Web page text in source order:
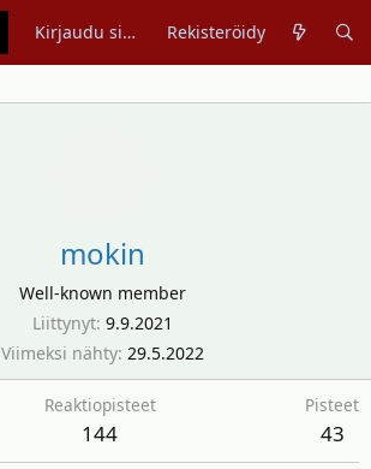
Kirjaudu sisään Rekisteröidy
mokin
Well-known member
Liittynyt 9.9.2021
Viimeksi nähty 29.5.2022
Reaktiopisteet
144
Pisteet
43